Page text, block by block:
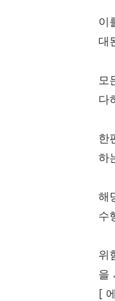
이
대
모
다
한
하
해
수
위
을
[